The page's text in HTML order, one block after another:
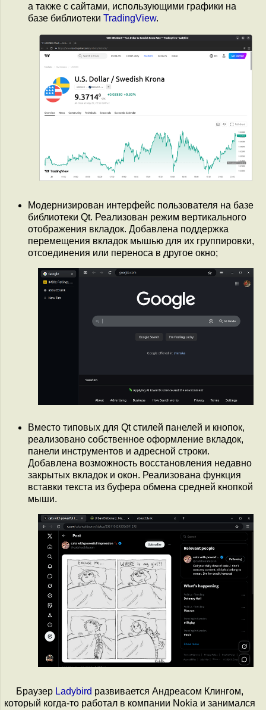
а также с сайтами, использующими графики на
базе библиотеки TradingView.
Модернизирован интерфейс пользователя на базе
библиотеки Qt. Реализован режим вертикального
отображения вкладок. Добавлена поддержка
перемещения вкладок мышью для их группировки,
отсоединения или переноса в другое окно;
Вместо типовых для Qt стилей панелей и кнопок,
реализовано собственное оформление вкладок,
панели инструментов и адресной строки.
Добавлена возможность восстановления недавно
закрытых вкладок и окон. Реализована функция
вставки текста из буфера обмена средней кнопкой
мыши.
Браузер Ladybird развивается Андреасом Клингом,
который когда-то работал в компании Nokia и занимался